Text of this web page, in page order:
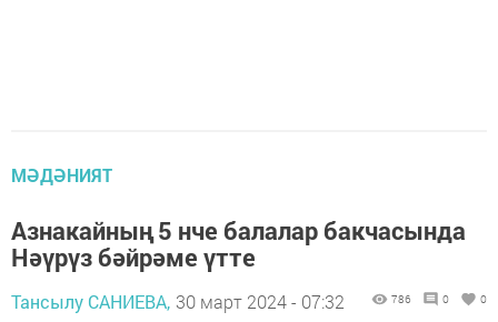
МӘДӘНИЯТ
Азнакайның 5 нче балалар бакчасында
Нәүрүз бәйрәме үтте
Тансылу САНИЕВА, 30 март 2024 - 07:32 786 0 0